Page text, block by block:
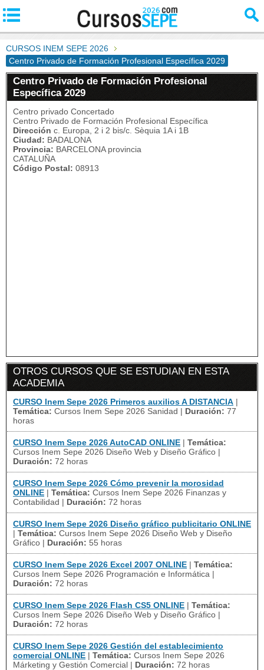
CURSOS INEM SEPE 2026
Centro Privado de Formación Profesional Específica 2029
Centro Privado de Formación Profesional
Específica 2029
Centro privado Concertado
Centro Privado de Formación Profesional Específica
Dirección c. Europa, 2 i 2 bis/c. Sèquia 1A i 1B
Ciudad: BADALONA
Provincia: BARCELONA provincia
CATALUÑA
Código Postal: 08913
OTROS CURSOS QUE SE ESTUDIAN EN ESTA
ACADEMIA
CURSO Inem Sepe 2026 Primeros auxilios A DISTANCIA |
Temática: Cursos Inem Sepe 2026 Sanidad | Duración: 77
horas
CURSO Inem Sepe 2026 AutoCAD ONLINE | Temática:
Cursos Inem Sepe 2026 Diseño Web y Diseño Gráfico |
Duración: 72 horas
CURSO Inem Sepe 2026 Cómo prevenir la morosidad
ONLINE | Temática: Cursos Inem Sepe 2026 Finanzas y
Contabilidad | Duración: 72 horas
CURSO Inem Sepe 2026 Diseño gráfico publicitario ONLINE
| Temática: Cursos Inem Sepe 2026 Diseño Web y Diseño
Gráfico | Duración: 55 horas
CURSO Inem Sepe 2026 Excel 2007 ONLINE | Temática:
Cursos Inem Sepe 2026 Programación e Informática |
Duración: 72 horas
CURSO Inem Sepe 2026 Flash CS5 ONLINE | Temática:
Cursos Inem Sepe 2026 Diseño Web y Diseño Gráfico |
Duración: 72 horas
CURSO Inem Sepe 2026 Gestión del establecimiento
comercial ONLINE | Temática: Cursos Inem Sepe 2026
Márketing y Gestión Comercial | Duración: 72 horas